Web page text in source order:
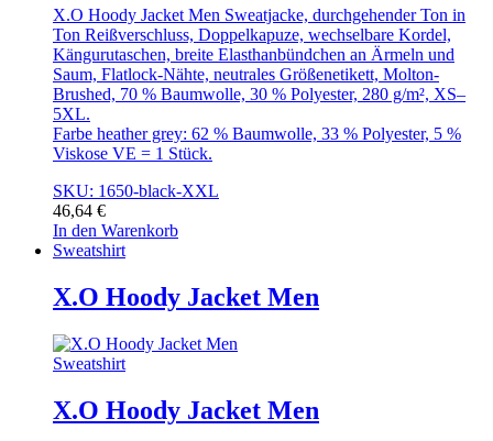
X.O Hoody Jacket Men Sweatjacke, durchgehender Ton in
Ton Reißverschluss, Doppelkapuze, wechselbare Kordel,
Kängurutaschen, breite Elasthanbündchen an Ärmeln und
Saum, Flatlock-Nähte, neutrales Größenetikett, Molton-
Brushed, 70 % Baumwolle, 30 % Polyester, 280 g/m², XS–
5XL.
Farbe heather grey: 62 % Baumwolle, 33 % Polyester, 5 %
Viskose VE = 1 Stück.
SKU: 1650-black-XXL
46,64 €
In den Warenkorb
Sweatshirt
X.O Hoody Jacket Men
Sweatshirt
X.O Hoody Jacket Men